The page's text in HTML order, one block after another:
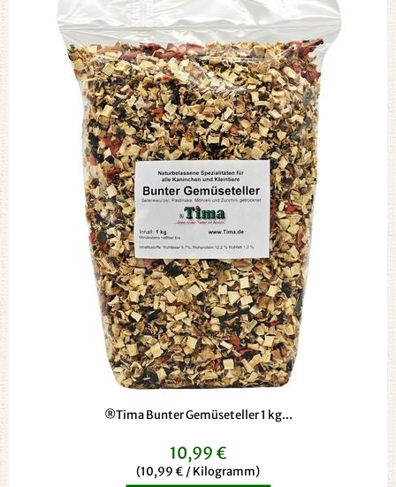
®Tima Bunter Gemüseteller 1 kg...
10,99 €
(10,99 € / Kilogramm)